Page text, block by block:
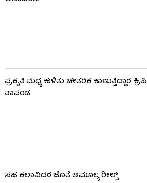
ಪ್ರಕೃತಿ ಮಧ್ಯೆ ಕುಳಿತು ಚೇತರಿಕೆ ಕಾಣುತ್ತಿದ್ದಾರೆ ಕ್ರಿಷಿ
ತಾಪಂಡ
ಸಹ ಕಲಾವಿದರ ಜೊತೆ ಅಮೂಲ್ಯ ರೀಲ್ಸ್